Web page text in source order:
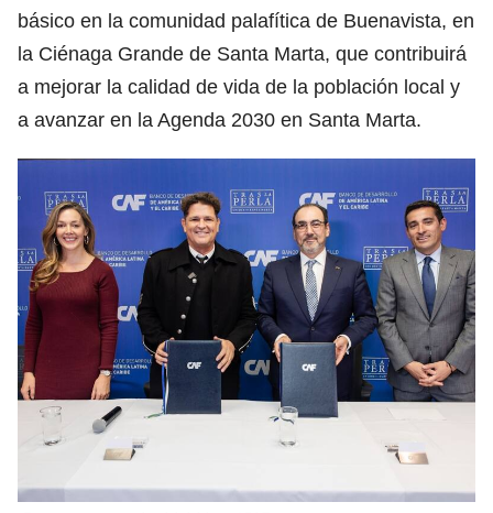
básico en la comunidad palafítica de Buenavista, en
la Ciénaga Grande de Santa Marta, que contribuirá
a mejorar la calidad de vida de la población local y
a avanzar en la Agenda 2030 en Santa Marta.